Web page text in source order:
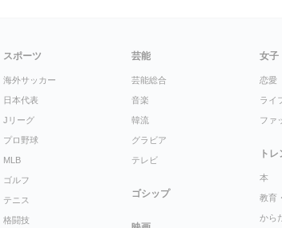
スポーツ
海外サッカー
日本代表
Jリーグ
プロ野球
MLB
ゴルフ
テニス
格闘技
芸能
芸能総合
音楽
韓流
グラビア
テレビ
ゴシップ
女子
恋愛
ライ
ファ
ト
本
教育
から